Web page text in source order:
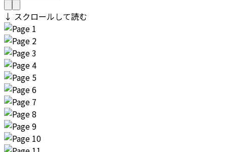
↓ スクロールして読む